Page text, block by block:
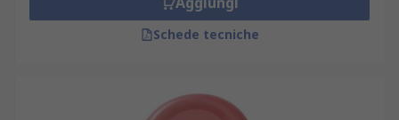
Schede tecniche